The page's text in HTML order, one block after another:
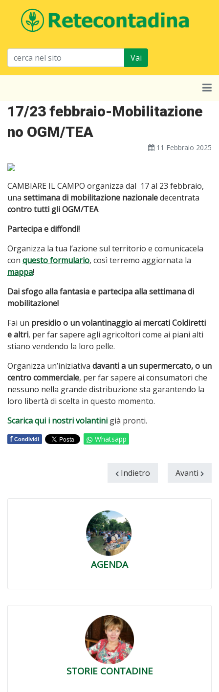
Vai
17/23 febbraio-Mobilitazione
no OGM/TEA
11 Febbraio 2025
CAMBIARE IL CAMPO organizza dal 17 al 23 febbraio,
una settimana di mobilitazione nazionaledecentrata
contro tutti gli OGM/TEA.
Partecipa e diffondi!
Organizza la tua l’azione sul territorio e comunicacela
con questo formulario, così terremo aggiornata la
mappa!
Dai sfogo alla fantasia e partecipa alla settimana di
mobilitazione!
Fai un presidio o un volantinaggio ai mercati Coldiretti
e altri, per far sapere agli agricoltori come ai piani alti
stiano vendendo la loro pelle.
Organizza un’iniziativa davanti a un supermercato, o un
centro commerciale, per far sapere ai consumatori che
nessuno nella grande distribuzione sta garantendo la
loro libertà di scelta in questo momento.
Scarica qui i nostri volantini già pronti.
f Condividi Whatsapp
Indietro Avanti
AGENDA
STORIE CONTADINE